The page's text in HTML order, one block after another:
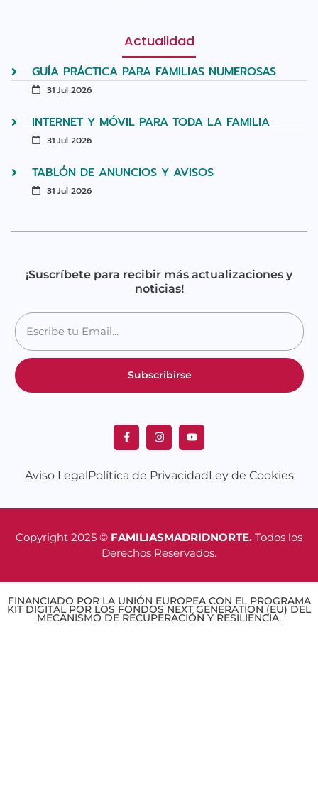
Actualidad
GUÍA PRÁCTICA PARA FAMILIAS NUMEROSAS
31 Jul 2026
INTERNET Y MÓVIL PARA TODA LA FAMILIA
31 Jul 2026
TABLÓN DE ANUNCIOS Y AVISOS
31 Jul 2026
¡Suscríbete para recibir más actualizaciones y
noticias!
Subscribirse
Aviso LegalPolítica de PrivacidadLey de Cookies
Copyright 2025 © FAMILIASMADRIDNORTE. Todos los
Derechos Reservados.
FINANCIADO POR LA UNIÓN EUROPEA CON EL PROGRAMA
KIT DIGITAL POR LOS FONDOS NEXT GENERATION (EU) DEL
MECANISMO DE RECUPERACIÓN Y RESILIENCIA.